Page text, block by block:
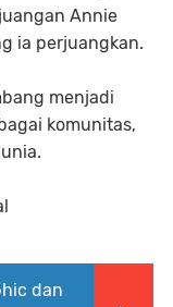
Annie
ia perjuangkan.
menjadi
komunitas,
dan